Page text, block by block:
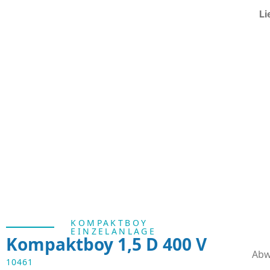
KOMPAKTBOY
EINZELANLAGE
Kompaktboy 1,5 D 400 V
10461